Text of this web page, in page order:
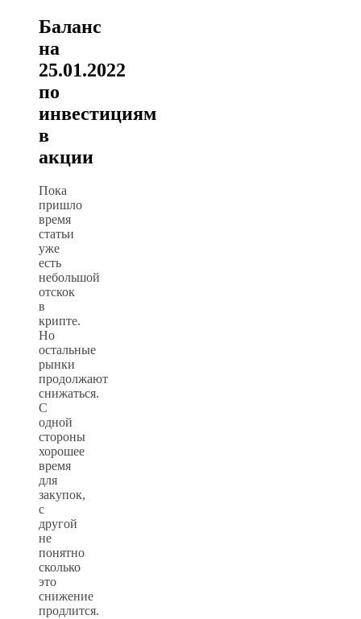
Баланс
на
25.01.2022
по
инвестициям
в
акции
Пока
пришло
время
статьи
уже
есть
небольшой
отскок
в
крипте.
Но
остальные
рынки
продолжают
снижаться.
С
одной
стороны
хорошее
время
для
закупок,
с
другой
не
понятно
сколько
это
снижение
продлится.